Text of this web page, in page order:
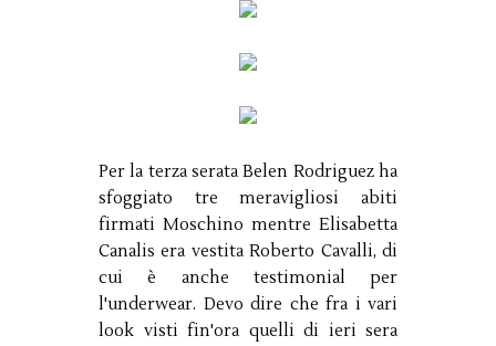
Per la terza serata Belen Rodriguez ha
sfoggiato tre meravigliosi abiti
firmati Moschino mentre Elisabetta
Canalis era vestita Roberto Cavalli, di
cui è anche testimonial per
l'underwear. Devo dire che fra i vari
look visti fin'ora quelli di ieri sera